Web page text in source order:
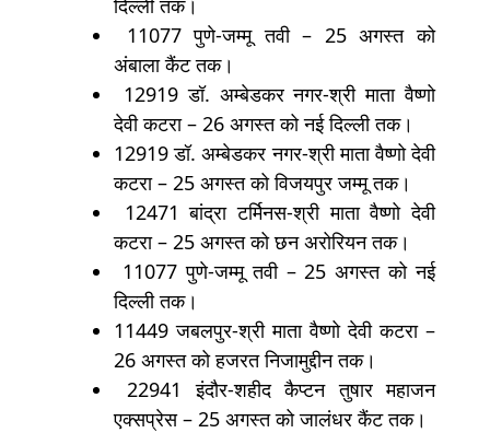
दिल्ली तक।
11077 पुणे-जम्मू तवी – 25 अगस्त को
अंबाला कैंट तक।
12919 डॉ. अम्बेडकर नगर-श्री माता वैष्णो
देवी कटरा – 26 अगस्त को नई दिल्ली तक।
12919 डॉ. अम्बेडकर नगर-श्री माता वैष्णो देवी
कटरा – 25 अगस्त को विजयपुर जम्मू तक।
12471 बांद्रा टर्मिनस-श्री माता वैष्णो देवी
कटरा – 25 अगस्त को छन अरोरियन तक।
11077 पुणे-जम्मू तवी – 25 अगस्त को नई
दिल्ली तक।
11449 जबलपुर-श्री माता वैष्णो देवी कटरा –
26 अगस्त को हजरत निजामुद्दीन तक।
22941 इंदौर-शहीद कैप्टन तुषार महाजन
एक्सप्रेस – 25 अगस्त को जालंधर कैंट तक।